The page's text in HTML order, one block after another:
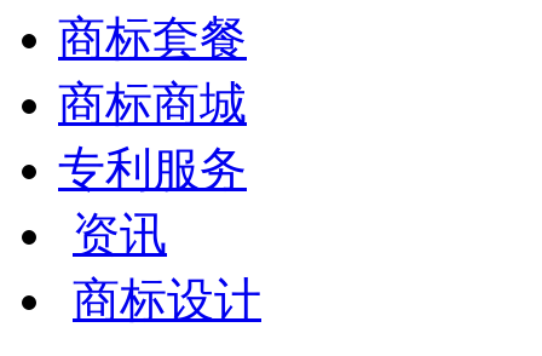
商标套餐
商标商城
专利服务
资讯
商标设计